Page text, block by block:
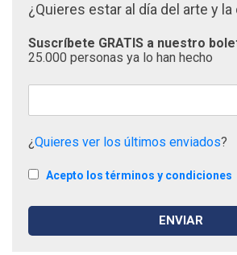
¿Quieres estar al día del arte y la
Suscríbete GRATIS a nuestro
25.000 personas ya lo han hecho
¿Quieres ver los últimos enviados?
Acepto los términos y condiciones